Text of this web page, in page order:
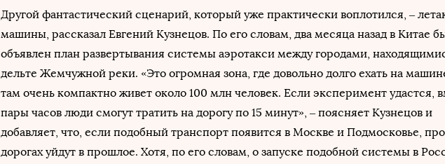
Другой фантастический сценарий, который уже практически воплотился, –
машины, рассказал Евгений Кузнецов. По его словам, два месяца назад в Китае
объявлен план развертывания системы аэротакси между городами,
дельте Жемчужной реки. «Это огромная зона, где довольно долго ехать на
там очень компактно живет около 100 млн человек. Если эксперимент удастся,
пары часов люди смогут тратить на дорогу по 15 минут», – поясняет Кузнецов и
добавляет, что, если подобный транспорт появится в Москве и Подмосковье,
дорогах уйдут в прошлое. Хотя, по его словам, о запуске подобной системы в